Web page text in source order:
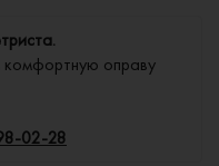
оправу
02-28